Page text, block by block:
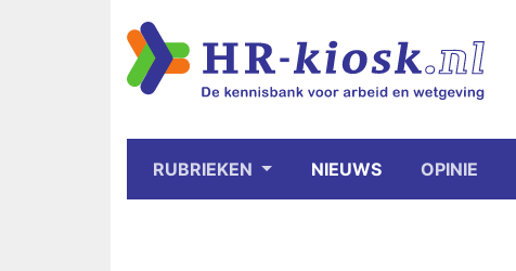
RUBRIEKEN NIEUWS OPINIE